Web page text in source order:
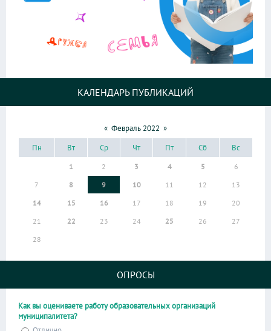
КАЛЕНДАРЬ ПУБЛИКАЦИЙ
« Февраль 2022 »
Пн
Вт Ср Чт Пт Сб Вс
1 2 3 4 5
6
7
8 9 10 11 12
13
14
15 16 17 18 19
20
21
22 23 24 25 26
27
28
ОПРОСЫ
Как вы оцениваете работу образовательных организаций
муниципалитета?